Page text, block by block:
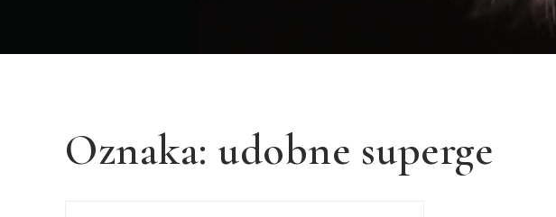
Oznaka: udobne superge